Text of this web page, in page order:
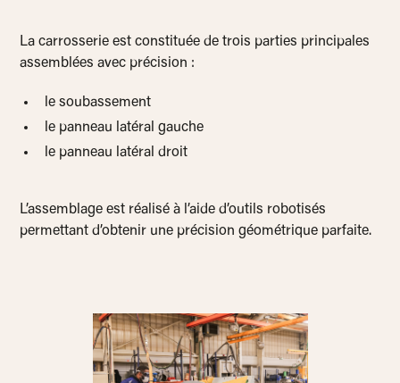
La carrosserie est constituée de trois parties principales
assemblées avec précision :
le soubassement
le panneau latéral gauche
le panneau latéral droit
L’assemblage est réalisé à l’aide d’outils robotisés
permettant d’obtenir une précision géométrique parfaite.